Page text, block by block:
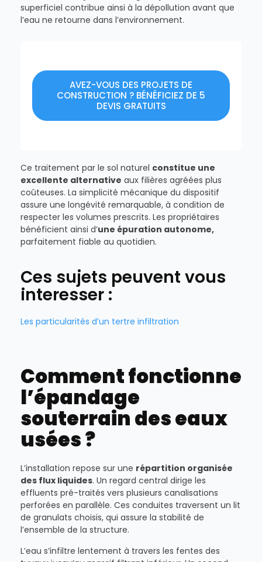
superficiel contribue ainsi à la dépollution avant que
l’eau ne retourne dans l’environnement.
AVEZ-VOUS DES PROJETS DE
CONSTRUCTION ? BÉNÉFICIEZ DE 5
DEVIS GRATUITS
Ce traitement par le sol naturel constitue une
excellente alternative aux filières agréées plus
coûteuses. La simplicité mécanique du dispositif
assure une longévité remarquable, à condition de
respecter les volumes prescrits. Les propriétaires
bénéficient ainsi d’une épuration autonome,
parfaitement fiable au quotidien.
Ces sujets peuvent vous
interesser :
Les particularités d’un tertre infiltration
Comment fonctionne
l’épandage
souterrain des eaux
usées ?
L’installation repose sur une répartition organisée
des flux liquides. Un regard central dirige les
effluents pré-traités vers plusieurs canalisations
perforées en parallèle. Ces conduites traversent un lit
de granulats choisis, qui assure la stabilité de
l’ensemble de la structure.
L’eau s’infiltre lentement à travers les fentes des